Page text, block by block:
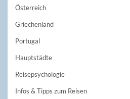
Österreich
Griechenland
Portugal
Hauptstädte
Reisepsychologie
Infos & Tipps zum Reisen